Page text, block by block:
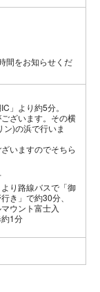
間をお知らせくだ
」より約5分。
ざいます。その横
)の浜で行いま
いますのでそちら
り路線バスで「御
き」で約30分、
ウント富士入
1分